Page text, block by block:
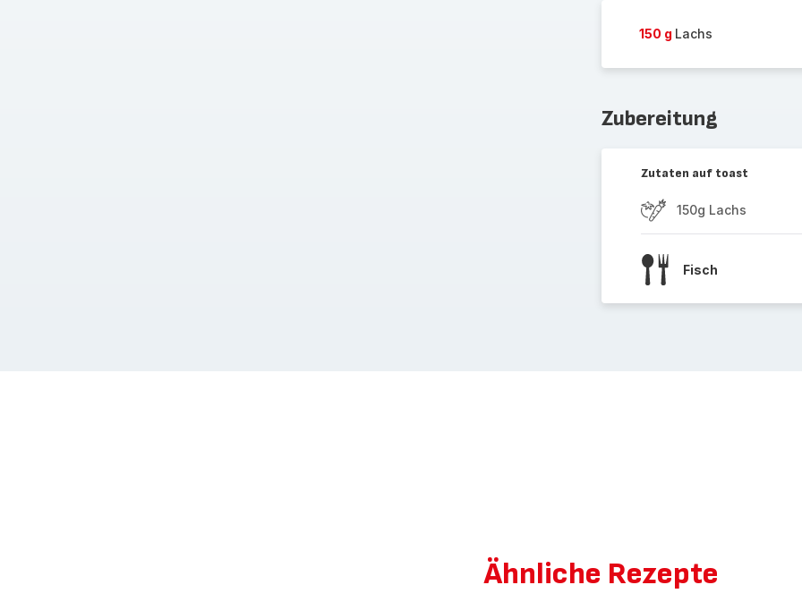
150 g Lachs
Zubereitung
Zutaten auf toast
150g Lachs
Fisch
Ähnliche Rezepte